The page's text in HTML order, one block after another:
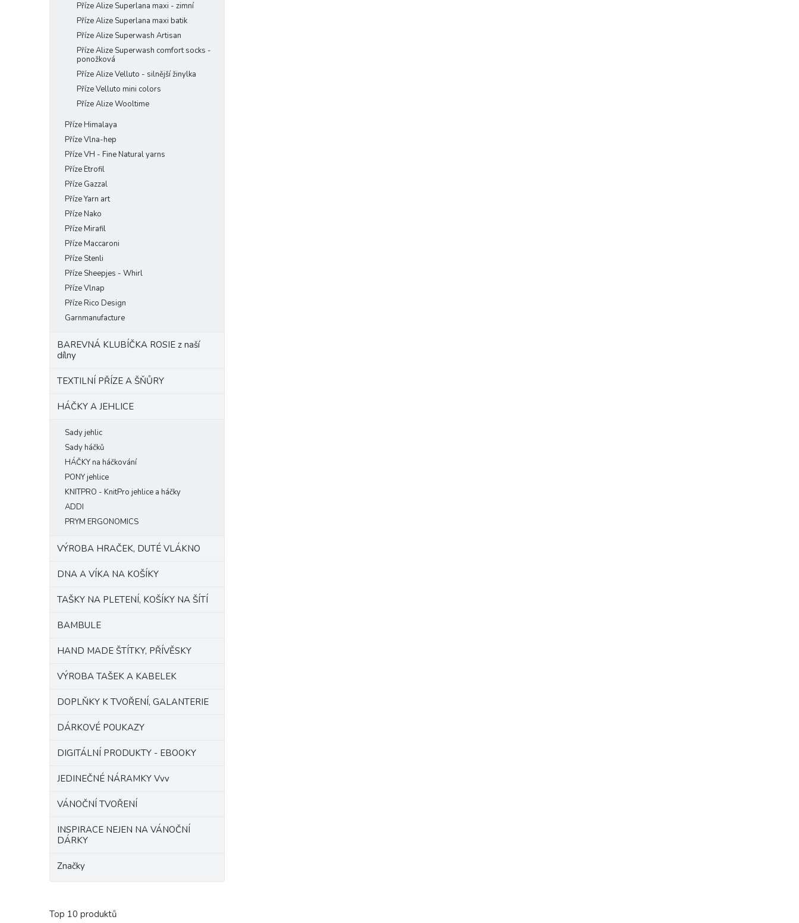
Příze Alize Superlana maxi - zimní
Příze Alize Superlana maxi batik
Příze Alize Superwash Artisan
Příze Alize Superwash comfort socks -
ponožková
Příze Alize Velluto - silnější žinylka
Příze Velluto mini colors
Příze Alize Wooltime
Příze Himalaya
Příze Vlna-hep
Příze VH - Fine Natural yarns
Příze Etrofil
Příze Gazzal
Příze Yarn art
Příze Nako
Příze Mirafil
Příze Maccaroni
Příze Stenli
Příze Sheepjes - Whirl
Příze Vlnap
Příze Rico Design
Garnmanufacture
BAREVNÁ KLUBÍČKA ROSIE z naší
dílny
TEXTILNÍ PŘÍZE A ŠŇŮRY
HÁČKY A JEHLICE
Sady jehlic
Sady háčků
HÁČKY na háčkování
PONY jehlice
KNITPRO - KnitPro jehlice a háčky
ADDI
PRYM ERGONOMICS
VÝROBA HRAČEK, DUTÉ VLÁKNO
DNA A VÍKA NA KOŠÍKY
TAŠKY NA PLETENÍ, KOŠÍKY NA ŠÍTÍ
BAMBULE
HAND MADE ŠTÍTKY, PŘÍVĚSKY
VÝROBA TAŠEK A KABELEK
DOPLŇKY K TVOŘENÍ, GALANTERIE
DÁRKOVÉ POUKAZY
DIGITÁLNÍ PRODUKTY - EBOOKY
JEDINEČNÉ NÁRAMKY Vvv
VÁNOČNÍ TVOŘENÍ
INSPIRACE NEJEN NA VÁNOČNÍ
DÁRKY
Značky
Top 10 produktů